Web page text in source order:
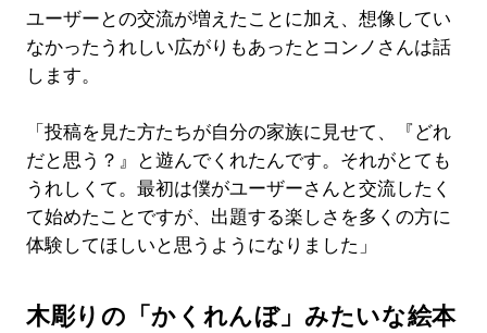
ユーザーとの交流が増えたことに加え、想像してい
なかったうれしい広がりもあったとコンノさんは話
します。
「投稿を見た方たちが自分の家族に見せて、『どれ
だと思う？』と遊んでくれたんです。それがとても
うれしくて。最初は僕がユーザーさんと交流したく
て始めたことですが、出題する楽しさを多くの方に
体験してほしいと思うようになりました」
木彫りの「かくれんぼ」みたいな絵本